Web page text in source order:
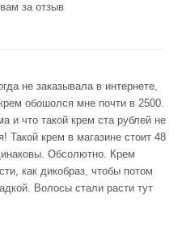
за отзыв
не заказывала в интернете,
обошолся мне почти в 2500.
и что такой крем ста рублей не
Такой крем в магазине стоит 48
Обсолютно. Крем
как дикобраз, чтобы потом
Волосы стали расти тут